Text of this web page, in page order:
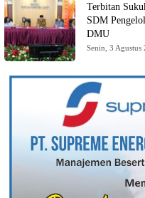
Terbitan
SDM
DMU
Senin, 3 Agustus